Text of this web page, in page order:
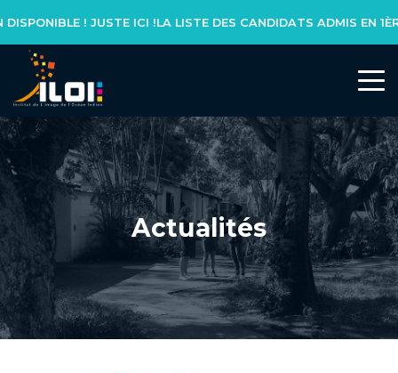
LISTE DES CANDIDATS ADMIS EN 1ÈRE ANNÉE DE LICENCE
L’INSTITUT
Notre réseau
Notre équipe
Actualités
NOS FORMATIONS
Actualités